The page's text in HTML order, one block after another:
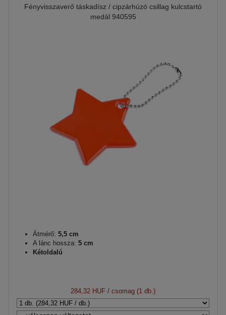
Fényvisszaverő táskadísz / cipzárhúzó csillag kulcstartó
medál 940595
Átmérő: 5,5 cm
A lánc hossza: 5 cm
Kétoldalú
284,32 HUF / csomag (1 db.)